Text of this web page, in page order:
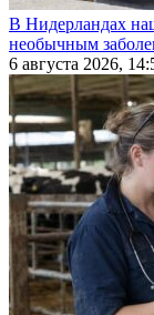
В Нидерландах
необычным
6 августа 2026,